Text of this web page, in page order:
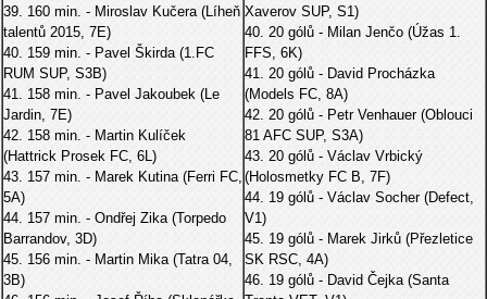
39. 160 min. - Miroslav Kučera (Líheň
talentů 2015, 7E)
40. 159 min. - Pavel Škirda (1.FC
RUM SUP, S3B)
41. 158 min. - Pavel Jakoubek (Le
Jardin, 7E)
42. 158 min. - Martin Kulíček
(Hattrick Prosek FC, 6L)
43. 157 min. - Marek Kutina (Ferri FC,
5A)
44. 157 min. - Ondřej Zika (Torpedo
Barrandov, 3D)
45. 156 min. - Martin Mika (Tatra 04,
3B)
Xaverov SUP, S1)
40. 20 gólů - Milan Jenčo (Úžas 1.
FFS, 6K)
41. 20 gólů - David Procházka
(Models FC, 8A)
42. 20 gólů - Petr Venhauer (Oblouci
81 AFC SUP, S3A)
43. 20 gólů - Václav Vrbický
(Holosmetky FC B, 7F)
44. 19 gólů - Václav Socher (Defect,
V1)
45. 19 gólů - Marek Jirků (Přezletice
SK RSC, 4A)
46. 19 gólů - David Čejka (Santa